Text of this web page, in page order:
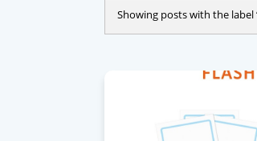
Showing posts with the label